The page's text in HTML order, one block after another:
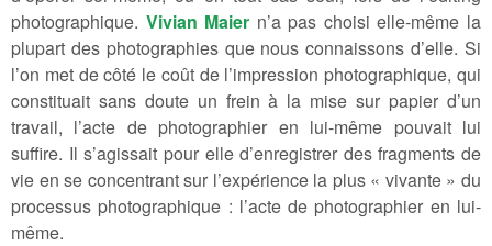
photographique. Vivian Maier n’a pas choisi elle-même la
plupart des photographies que nous connaissons d’elle. Si
l’on met de côté le coût de l’impression photographique, qui
constituait sans doute un frein à la mise sur papier d’un
travail, l’acte de photographier en lui-même pouvait lui
suffire. Il s’agissait pour elle d’enregistrer des fragments de
vie en se concentrant sur l’expérience la plus « vivante » du
processus photographique : l’acte de photographier en lui-
même.